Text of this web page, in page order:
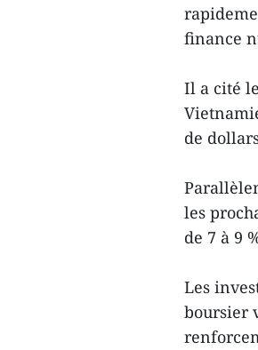
finance
Il a cité
de
les
de 7 à 9
Les
boursier